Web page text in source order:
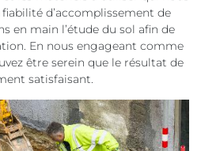
d’accomplissement de
en main l’étude du sol afin de
En nous engageant comme
être serein que le résultat de
satisfaisant.